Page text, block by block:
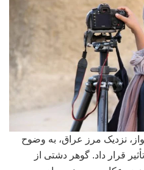
نزدیک مرز عراق، به وضوح
قرار داد. گوهر دشتی از